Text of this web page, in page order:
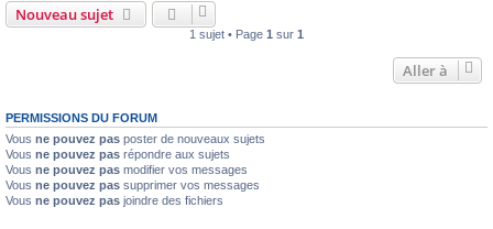
Nouveau sujet
1 sujet • Page 1 sur 1
Aller à
PERMISSIONS DU FORUM
Vous ne pouvez pas poster de nouveaux sujets
Vous ne pouvez pas répondre aux sujets
Vous ne pouvez pas modifier vos messages
Vous ne pouvez pas supprimer vos messages
Vous ne pouvez pas joindre des fichiers